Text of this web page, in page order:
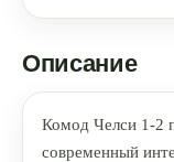
Описание
Комод Челси 1-2
современный